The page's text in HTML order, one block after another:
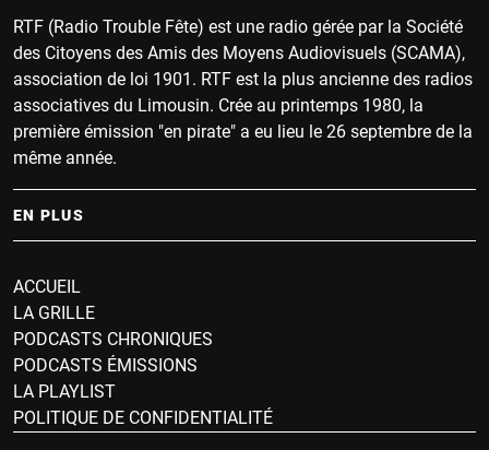
RTF (Radio Trouble Fête) est une radio gérée par la Société
des Citoyens des Amis des Moyens Audiovisuels (SCAMA),
association de loi 1901. RTF est la plus ancienne des radios
associatives du Limousin. Crée au printemps 1980, la
première émission "en pirate" a eu lieu le 26 septembre de la
même année.
EN PLUS
ACCUEIL
LA GRILLE
PODCASTS CHRONIQUES
PODCASTS ÉMISSIONS
LA PLAYLIST
POLITIQUE DE CONFIDENTIALITÉ